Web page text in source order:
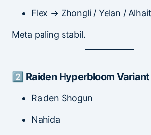
Flex → Zhongli / Yelan /
Meta paling stabil.
2️⃣ Raiden Hyperbloom Variant
Raiden Shogun
Nahida